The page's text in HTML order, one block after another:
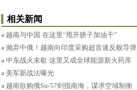
相关新闻
越南与中国 在这里“甩开膀子加油干”
抛弃中俄！越南向印度采购超音速反舰导弹
中东战火未歇 这里又成全球能源新火药库
美军新战法曝光
越南欲购俄Su-57剑指南海，谋求空域制衡